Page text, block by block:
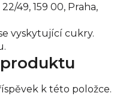
49, 159 00, Praha,
vyskytující cukry.
k této položce.